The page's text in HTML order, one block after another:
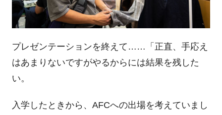
プレゼンテーションを終えて……「正直、手応え
はあまりないですがやるからには結果を残した
い。
入学したときから、AFCへの出場を考えていまし